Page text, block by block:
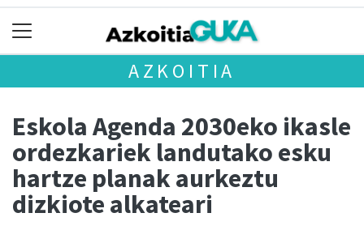
AZKOITIA
Eskola Agenda 2030eko ikasle
ordezkariek landutako esku
hartze planak aurkeztu
dizkiote alkateari